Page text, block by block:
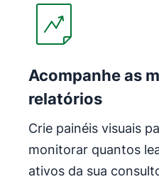
Acompanhe as
relatórios
Crie painéis visuais
monitorar quantos
ativos da sua